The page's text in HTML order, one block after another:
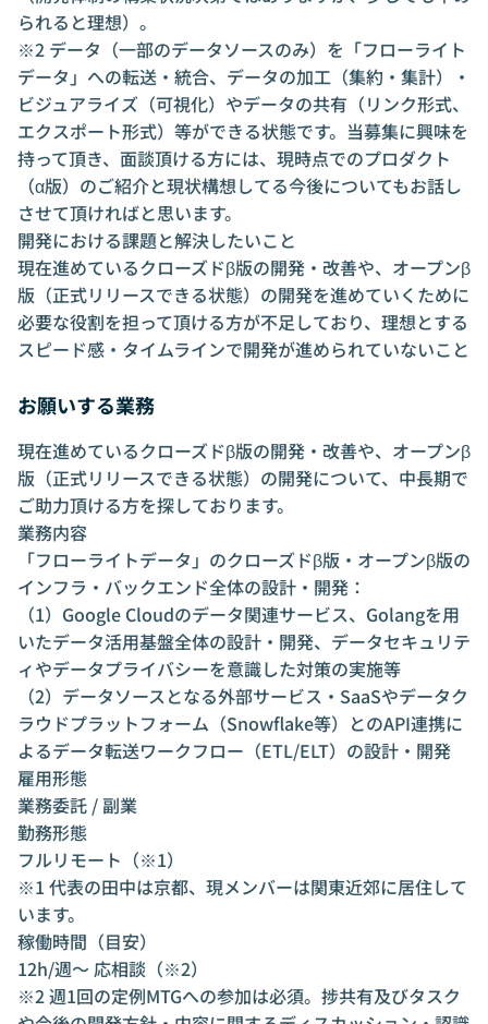
られると理想）。
※2 データ（一部のデータソースのみ）を「フローライト
データ」への転送・統合、データの加工（集約・集計）・
ビジュアライズ（可視化）やデータの共有（リンク形式、
エクスポート形式）等ができる状態です。当募集に興味を
持って頂き、面談頂ける方には、現時点でのプロダクト
（α版）のご紹介と現状構想してる今後についてもお話し
させて頂ければと思います。
開発における課題と解決したいこと
現在進めているクローズドβ版の開発・改善や、オープンβ
版（正式リリースできる状態）の開発を進めていくために
必要な役割を担って頂ける方が不足しており、理想とする
スピード感・タイムラインで開発が進められていないこと
お願いする業務
現在進めているクローズドβ版の開発・改善や、オープンβ
版（正式リリースできる状態）の開発について、中長期で
ご助力頂ける方を探しております。
業務内容
「フローライトデータ」のクローズドβ版・オープンβ版の
インフラ・バックエンド全体の設計・開発：
（1）Google Cloudのデータ関連サービス、Golangを用
いたデータ活用基盤全体の設計・開発、データセキュリテ
ィやデータプライバシーを意識した対策の実施等
（2）データソースとなる外部サービス・SaaSやデータク
ラウドプラットフォーム（Snowflake等）とのAPI連携に
よるデータ転送ワークフロー（ETL/ELT）の設計・開発
雇用形態
業務委託 / 副業
勤務形態
フルリモート（※1）
※1 代表の田中は京都、現メンバーは関東近郊に居住して
います。
稼働時間（目安）
12h/週〜 応相談（※2）
※2 週1回の定例MTGへの参加は必須。捗共有及びタスク